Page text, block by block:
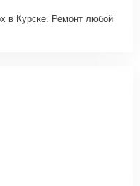
в Курске. Ремонт любой